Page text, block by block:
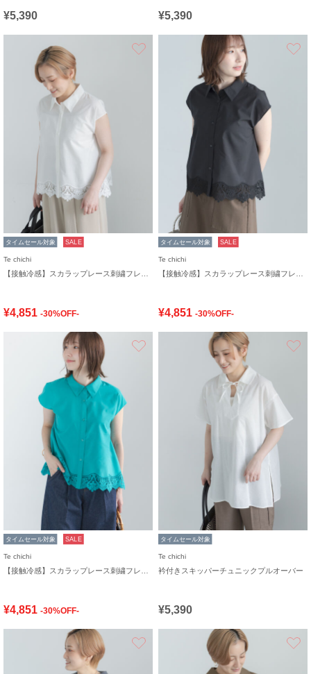
¥5,390 ¥5,390
タイムセール対象 SALE
Te chichi
¥4,851 -30%OFF-
タイムセール対象 SALE
Te chichi
¥4,851 -30%OFF-
タイムセール対象 SALE
Te chichi
¥4,851 -30%OFF-
タイムセール対象
Te chichi
衿付きスキッパーチュニックプルオーバー
¥5,390